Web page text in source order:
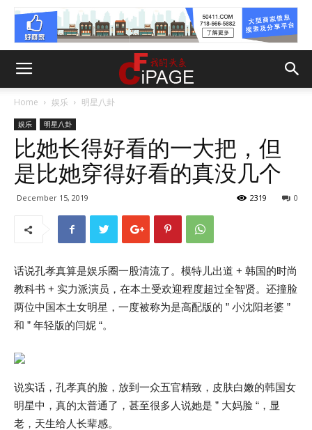
Home 娱乐 明星八卦
娱乐 明星八卦
比她长得好看的一大把，但
是比她穿得好看的真没几个
December 15, 2019 0
2319
话说孔孝真算是娱乐圈一股清流了。模特儿出道 + 韩国的时尚
教科书 + 实力派演员，在本土受欢迎程度超过全智贤。还撞脸
两位中国本土女明星，一度被称为是高配版的 ” 小沈阳老婆 ”
和 ” 年轻版的闫妮 “。
说实话，孔孝真的脸，放到一众五官精致，皮肤白嫩的韩国女
明星中，真的太普通了，甚至很多人说她是 ” 大妈脸 “，显
老，天生给人长辈感。